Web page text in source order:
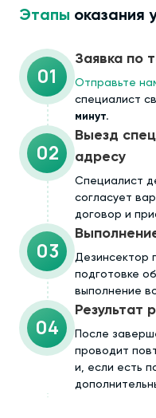
Этапы оказания
01
Заявка по
Отправьте
специалист
минут.
02
Выезд
адресу
Cпециалист
согласует
договор и
03
Дезинсектор
подготовке
выполнение
04
Результат
После
проводит
и, если есть